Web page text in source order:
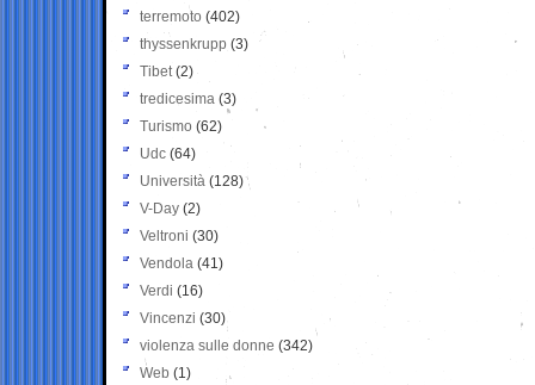
terremoto (402)
thyssenkrupp (3)
Tibet(2)
tredicesima (3)
Turismo (62)
Udc (64)
Università (128)
V-Day (2)
Veltroni (30)
Vendola (41)
Verdi (16)
Vincenzi (30)
violenza sulle donne (342)
Web (1)